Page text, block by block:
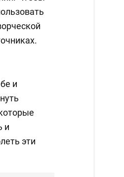
и
и
эти